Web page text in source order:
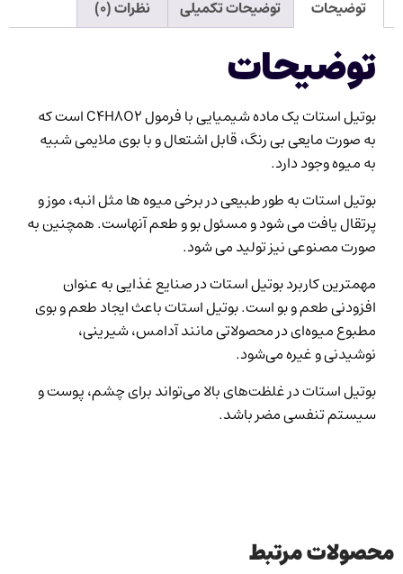
توضیحات توضیحات تکمیلی نظرات (۰)
توضیحات
بوتیل استات یک ماده شیمیایی با فرمول C4H8O2 است که
به صورت مایعی بی رنگ، قابل اشتعال و با بوی ملایمی شبیه
به میوه وجود دارد.
بوتیل استات به طور طبیعی در برخی میوه ها مثل انبه، موز و
پرتقال یافت می شود و مسئول بو و طعم آنهاست. همچنین به
صورت مصنوعی نیز تولید می شود.
مهمترین کاربرد بوتیل استات در صنایع غذایی به عنوان
افزودنی طعم و بو است. بوتیل استات باعث ایجاد طعم و بوی
مطبوع میوه‌ای در محصولاتی مانند آدامس، شیرینی،
نوشیدنی و غیره می‌شود.
بوتیل استات در غلظت‌های بالا می‌تواند برای چشم، پوست و
سیستم تنفسی مضر باشد.
محصولات مرتبط